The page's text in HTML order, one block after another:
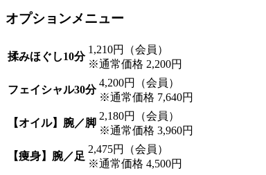
オプションメニュー
揉みほぐし10分
1,210円（会員）
※通常価格 2,200円
フェイシャル30分
4,200円（会員）
※通常価格 7,640円
【オイル】腕／脚
2,180円（会員）
※通常価格 3,960円
【痩身】腕／足
2,475円（会員）
※通常価格 4,500円